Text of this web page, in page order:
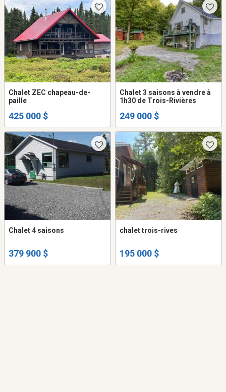
Chalet ZEC chapeau-de-
paille
425 000 $
Chalet 3 saisons à vendre à
1h30 de Trois-Rivières
249 000 $
Chalet 4 saisons
379 900 $
chalet trois-rives
195 000 $